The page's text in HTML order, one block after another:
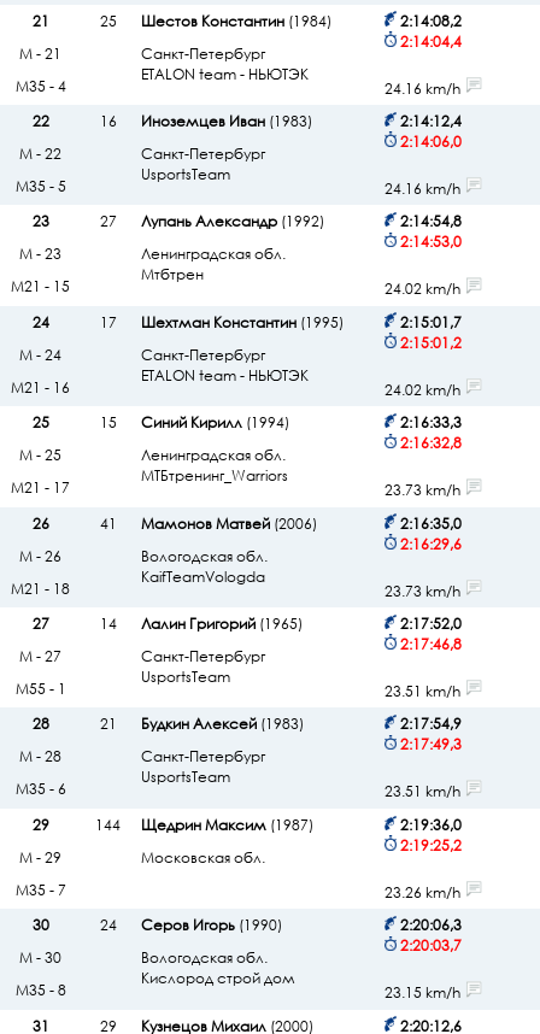
21
25 Шестов Константин(1984)
Санкт-Петербург
ETALON team - НЬЮТЭК
2:14:08,2
2:14:04,4
М - 21
М35 - 4
24.16 km/h
22
16 Иноземцев Иван(1983)
Санкт-Петербург
UsportsTeam
2:14:12,4
2:14:06,0
М - 22
М35 - 5
24.16 km/h
23
27 Лупань Александр(1992)
Ленинградская обл.
Мтбтрен
2:14:54,8
2:14:53,0
М - 23
М21 - 15
24.02 km/h
24
17 Шехтман Константин(1995)
Санкт-Петербург
ETALON team - НЬЮТЭК
2:15:01,7
2:15:01,2
М - 24
М21 - 16
24.02 km/h
25
15 Синий Кирилл(1994)
Ленинградская обл.
МТБтренинг_Warriors
2:16:33,3
2:16:32,8
М - 25
М21 - 17
23.73 km/h
26
41 Мамонов Матвей(2006)
Вологодская обл.
KaifTeamVologda
2:16:35,0
2:16:29,6
М - 26
М21 - 18
23.73 km/h
27
14 Лалин Григорий(1965)
Санкт-Петербург
UsportsTeam
2:17:52,0
2:17:46,8
М - 27
М55 - 1
23.51 km/h
28
21 Будкин Алексей(1983)
Санкт-Петербург
UsportsTeam
2:17:54,9
2:17:49,3
М - 28
М35 - 6
23.51 km/h
29
144 Щедрин Максим(1987)
Московская обл.
2:19:36,0
2:19:25,2
М - 29
М35 - 7
23.26 km/h
30
24 Серов Игорь(1990)
Вологодская обл.
Кислород строй дом
2:20:06,3
2:20:03,7
М - 30
М35 - 8
23.15 km/h
31
29 Кузнецов Михаил(2000) 2:20:12,6